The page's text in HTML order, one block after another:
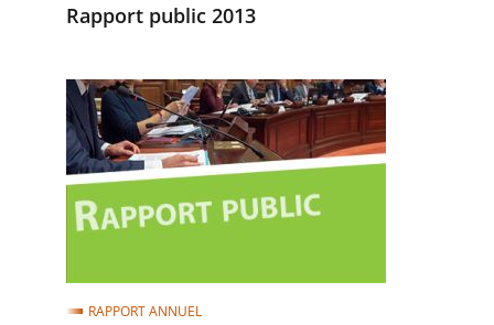
Rapport public 2013
Rapport
public
2011
RAPPORT ANNUEL